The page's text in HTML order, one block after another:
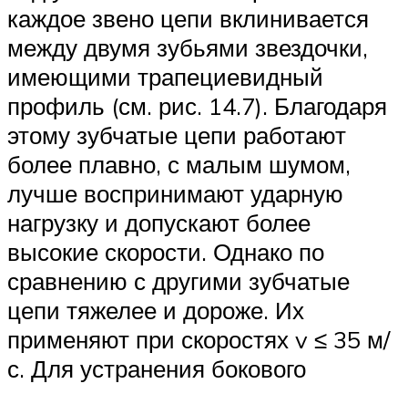
каждое звено цепи вклинивается
между двумя зубьями звездочки,
имеющими трапециевидный
профиль (см. рис. 14.7). Благодаря
этому зубчатые цепи работают
более плавно, с малым шумом,
лучше воспринимают ударную
нагрузку и допускают более
высокие скорости. Однако по
сравнению с другими зубчатые
цепи тяжелее и дороже. Их
применяют при скоростях v ≤ 35 м/
с. Для устранения бокового